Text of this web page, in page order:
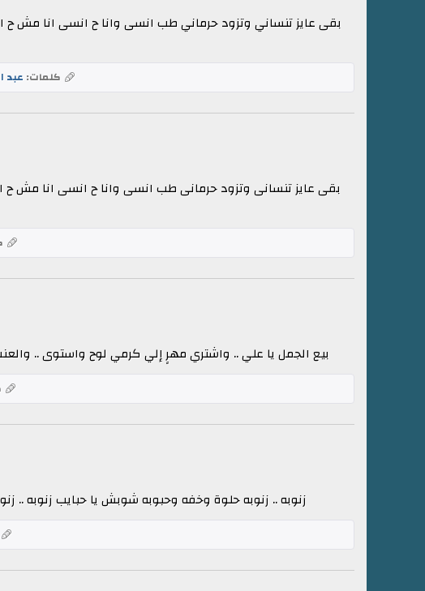
بقى عايز تنساني وتزود حرماني طب انسى وانا ح انسى انا مش ح
كلمات: عبد
بقى عايز تنسانى وتزود حرمانى طب انسى وانا ح انسى انا مش ح
بيع الجمل يا علي .. واشتري مهرٍ إلي كرمي لوح واستوى ..
زنوبه .. زنوبه حلوة وخفه وحبوبه شوبش يا حبايب زنوبه ..